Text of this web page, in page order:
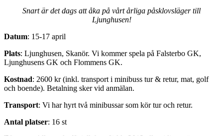
Snart är det dags att åka på vårt årliga påsklovsläger till
Ljunghusen!
Datum: 15-17 april
Plats: Ljunghusen, Skanör. Vi kommer spela på Falsterbo GK,
Ljunghusens GK och Flommens GK.
Kostnad: 2600 kr (inkl. transport i minibuss tur & retur, mat, golf
och boende). Betalning sker vid anmälan.
Transport: Vi har hyrt två minibussar som kör tur och retur.
Antal platser: 16 st